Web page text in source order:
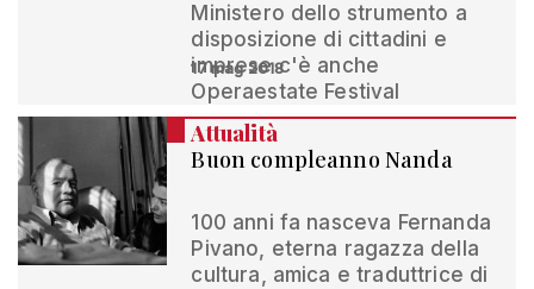
Ministero dello strumento a
disposizione di cittadini e
imprese c'è anche
Operaestate Festival
17 mag 2018
Attualità
Buon compleanno Nanda
100 anni fa nasceva Fernanda
Pivano, eterna ragazza della
cultura, amica e traduttrice di